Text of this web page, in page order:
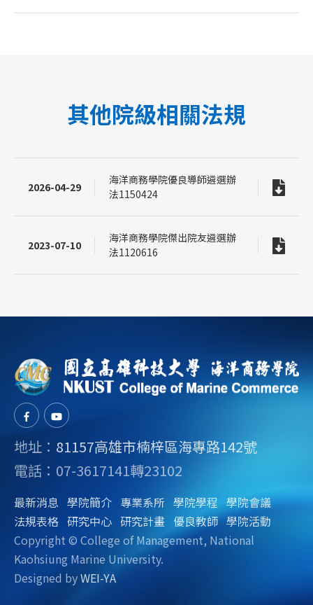
其他院級相關法規
2026-04-29
海洋商務學院優良導師遴選辦
法1150424
2023-07-10
海洋商務學院傑出院友遴選辦
法1120616
地址： 81157高雄市楠梓區海專路142號
電話：07-3617141轉23102
最新消息 學院簡介 專業系所 學院學程 學院會議
法規表格 研究中心 研究計畫 優良教師 學院活動
Copyright © College of Management, National
Kaohsiung Marine University.
Designed byWEI-YA